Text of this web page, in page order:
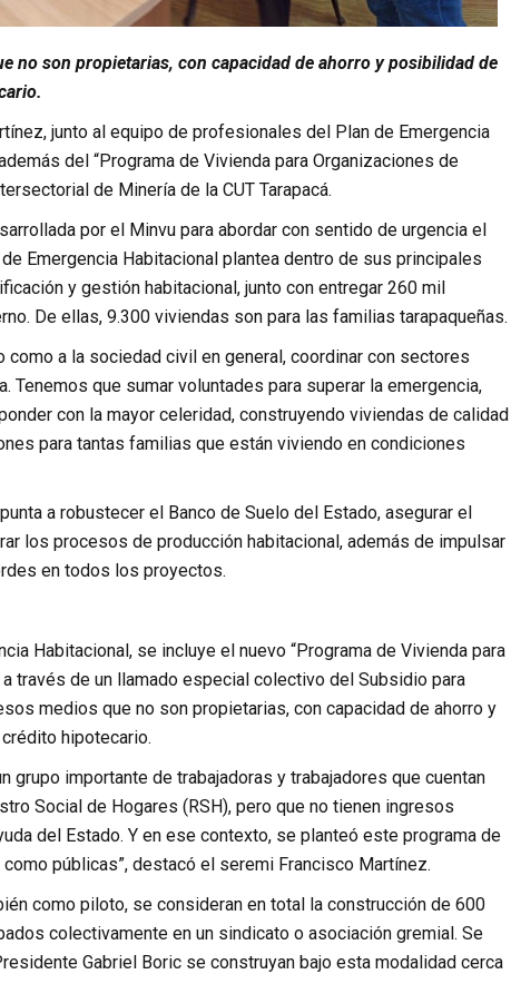
no son propietarias, con capacidad de ahorro y posibilidad de
junto al equipo de profesionales del Plan de Emergencia
del “Programa de Vivienda para Organizaciones de
de Minería de la CUT Tarapacá.
por el Minvu para abordar con sentido de urgencia el
Emergencia Habitacional plantea dentro de sus principales
y gestión habitacional, junto con entregar 260 mil
De ellas, 9.300 viviendas son para las familias tarapaqueñas.
a la sociedad civil en general, coordinar con sectores
que sumar voluntades para superar la emergencia,
con la mayor celeridad, construyendo viviendas de calidad
para tantas familias que están viviendo en condiciones
a robustecer el Banco de Suelo del Estado, asegurar el
los procesos de producción habitacional, además de impulsar
en todos los proyectos.
Habitacional, se incluye el nuevo “Programa de Vivienda para
través de un llamado especial colectivo del Subsidio para
medios que no son propietarias, con capacidad de ahorro y
hipotecario.
grupo importante de trabajadoras y trabajadores que cuentan
Social de Hogares (RSH), pero que no tienen ingresos
del Estado. Y en ese contexto, se planteó este programa de
públicas”, destacó el seremi Francisco Martínez.
como piloto, se consideran en total la construcción de 600
colectivamente en un sindicato o asociación gremial. Se
Gabriel Boric se construyan bajo esta modalidad cerca